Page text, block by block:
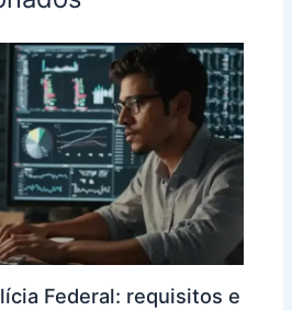
Federal: requisitos e